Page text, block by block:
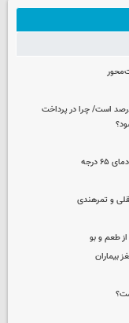
۶۰ درصدی مستمری‌ بازنشستگان در واقعیت ۳۰ درصد است/ چرا در پرداخت
درجه
و تمرهندی
طعم و بو
بیماران